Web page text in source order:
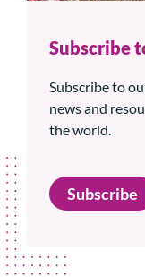
Subscribe
Subscribe to
news and
the world.
Subscribe